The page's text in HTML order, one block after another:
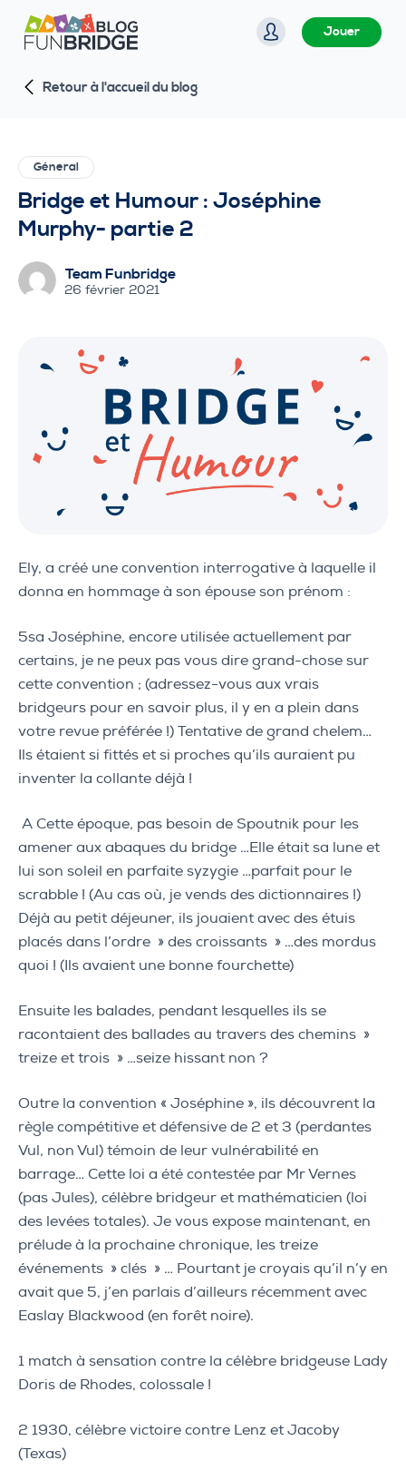
P
a
s
a
c
o
t
Jouer
Retour à l'accueil du blog
Géneral
Bridge et Humour : Joséphine
Murphy- partie 2
Team Funbridge
26 février 2021
Ely, a créé une convention interrogative à laquelle il
donna en hommage à son épouse son prénom :
5sa Joséphine, encore utilisée actuellement par
certains, je ne peux pas vous dire grand-chose sur
cette convention ; (adressez-vous aux vrais
bridgeurs pour en savoir plus, il y en a plein dans
votre revue préférée !) Tentative de grand chelem…
Ils étaient si fittés et si proches qu’ils auraient pu
inventer la collante déjà !
A Cette époque, pas besoin de Spoutnik pour les
amener aux abaques du bridge …Elle était sa lune et
lui son soleil en parfaite syzygie …parfait pour le
scrabble ! (Au cas où, je vends des dictionnaires !)
Déjà au petit déjeuner, ils jouaient avec des étuis
placés dans l’ordre » des croissants » …des mordus
quoi ! (Ils avaient une bonne fourchette)
Ensuite les balades, pendant lesquelles ils se
racontaient des ballades au travers des chemins »
treize et trois » …seize hissant non ?
Outre la convention « Joséphine », ils découvrent la
règle compétitive et défensive de 2 et 3 (perdantes
Vul, non Vul) témoin de leur vulnérabilité en
barrage… Cette loi a été contestée par Mr Vernes
(pas Jules), célèbre bridgeur et mathématicien (loi
des levées totales). Je vous expose maintenant, en
prélude à la prochaine chronique, les treize
événements » clés » … Pourtant je croyais qu’il n’y en
avait que 5, j’en parlais d’ailleurs récemment avec
Easlay Blackwood (en forêt noire).
1 match à sensation contre la célèbre bridgeuse Lady
Doris de Rhodes, colossale !
2 1930, célèbre victoire contre Lenz et Jacoby
(Texas)